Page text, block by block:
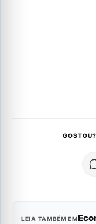
LEIA TAMBÉM EM